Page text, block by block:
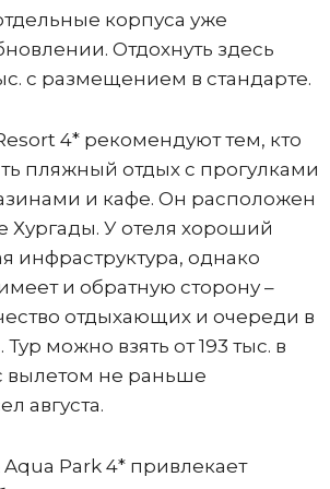
корпуса уже
Отдохнуть здесь
с размещением в стандарте.
4* рекомендуют тем, кто
пляжный отдых с прогулками
и кафе. Он расположен
Хургады. У отеля хороший
инфраструктура, однако
и обратную сторону –
отдыхающих и очереди в
можно взять от 193 тыс. в
вылетом не раньше
августа.
Park 4* привлекает